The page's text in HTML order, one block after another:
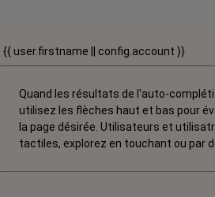
{{ user.firstname || config.account }}
Quand les résultats de l'auto-
utilisez les flèches haut et bas pour
la page désirée. Utilisateurs et
tactiles, explorez en touchant ou par